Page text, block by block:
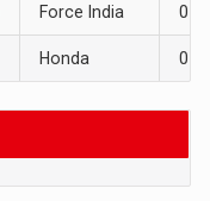
Force India 0
Honda 0